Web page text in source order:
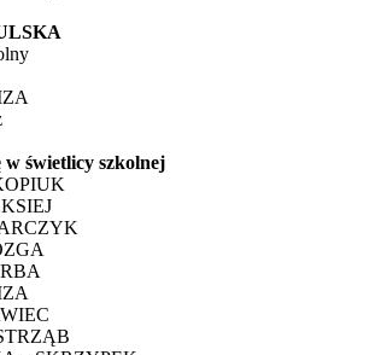
w świetlicy szkolnej